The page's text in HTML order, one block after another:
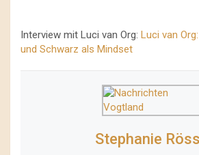
Interview mit Luci van Org: Luci van
und Schwarz als Mindset
Stephanie